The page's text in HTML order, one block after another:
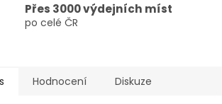
Přes 3000 výdejních míst
po celé ČR
Hodnocení Diskuze